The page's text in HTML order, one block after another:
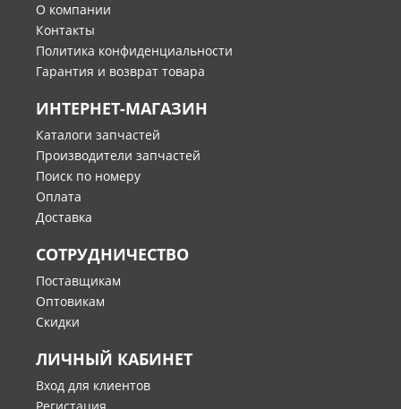
О компании
Контакты
Политика конфиденциальности
Гарантия и возврат товара
ИНТЕРНЕТ-МАГАЗИН
Каталоги запчастей
Производители запчастей
Поиск по номеру
Оплата
Доставка
СОТРУДНИЧЕСТВО
Поставщикам
Оптовикам
Скидки
ЛИЧНЫЙ КАБИНЕТ
Вход для клиентов